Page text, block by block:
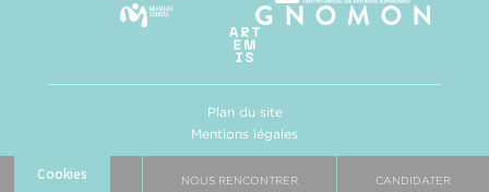
BROCHURE NOUS RENCONTRER CANDIDATER
Plan du site
Mentions légales
Politique de confidentialité
Gestion des cookies